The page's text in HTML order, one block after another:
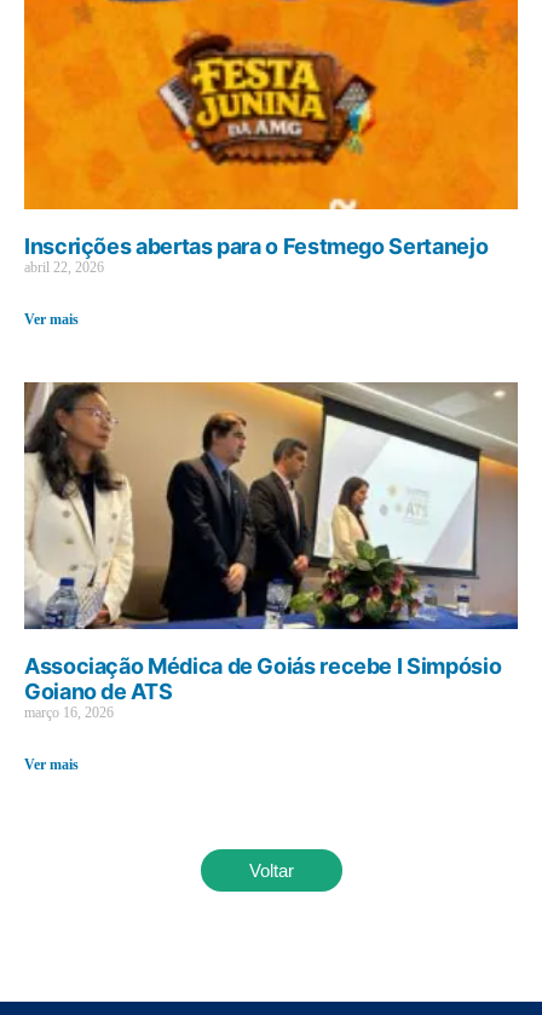
Inscrições abertas para o Festmego Sertanejo
abril 22, 2026
Ver mais
Associação Médica de Goiás recebe I Simpósio
Goiano de ATS
março 16, 2026
Ver mais
Voltar